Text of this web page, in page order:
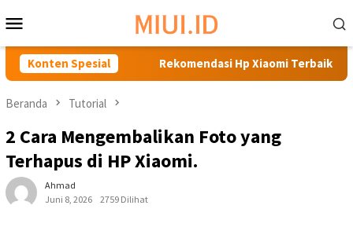
ke
kontenMobile
Konten Spesial
Unggul? Rekomendasi Hp Xiaomi Terbaik di Bawah
Beranda Tutorial
2 Cara Mengembalikan Foto yang
Terhapus di HP Xiaomi.
Ahmad
Juni 8, 2026
2759 Dilihat